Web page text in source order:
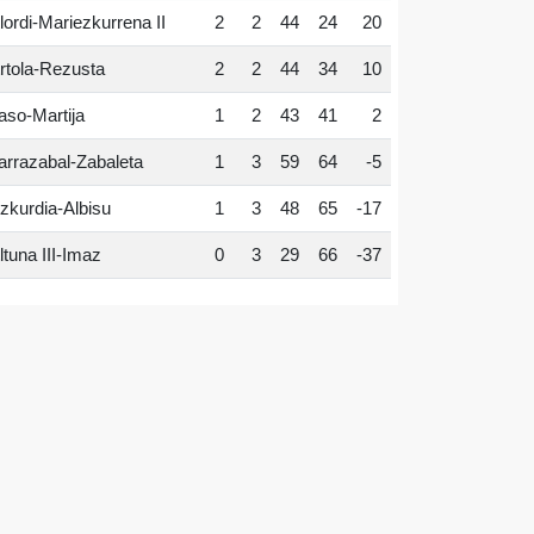
Mariezkurrena II 2 2 44 24 20
Rezusta 2 2 44 34 10
Martija 1 2 43 41 2
Zabaleta 1 3 59 64 -5
Albisu 1 3 48 65 -17
III-Imaz 0 3 29 66 -37